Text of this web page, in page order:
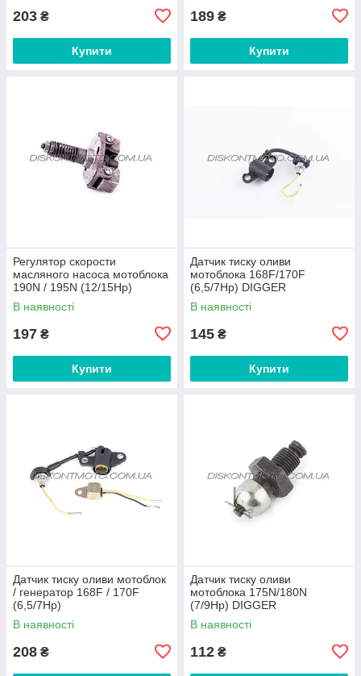
203 ₴
Купити
189 ₴
Купити
Регулятор скорости
масляного насоса мотоблока
190N / 195N (12/15Hp)
В наявності
197 ₴
Купити
Датчик тиску оливи
мотоблока 168F/170F
(6,5/7Hp) DIGGER
В наявності
145 ₴
Купити
Датчик тиску оливи мотоблок
/ генератор 168F / 170F
(6,5/7Hp)
(внутрішній+зовнішній) ZS
В наявності
208 ₴
Датчик тиску оливи
мотоблока 175N/180N
(7/9Hp) DIGGER
В наявності
112 ₴